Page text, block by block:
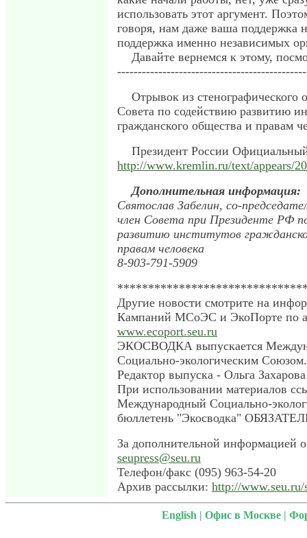
использовать этот аргумент.
говоря, нам даже ваша поддержка
поддержка именно независимых
Давайте вернемся к этому,
Отрывок из стенографического
Совета по содействию развитию
гражданского общества и правам
Президент России
http://www.kremlin.ru/text/appears/
Дополнительная информация:
Святослав Забелин, со-
член Совета при Президенте РФ
развитию институтов
правам человека
8-903-791-5909
Другие новости смотрите на
Кампаний МСоЭС и ЭкоПорте по
www.ecoport.seu.ru
ЭКОСВОДКА выпускается
Социально-экологическим Союзом.
Редактор выпуска - Ольга Захарова
При использовании материалов
Международный Социально-
бюллетень "Экосводка"
За дополнительной информацией
seupress@seu.ru
Телефон/факс (095) 963-54-20
Архив рассылки: http://www.seu.ru/
English | Офис в Москве |